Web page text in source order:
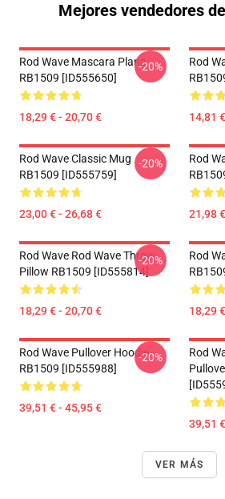
Mejores vendedores
Rod Wave Mascara Plana
RB1509 [ID555650]
18,29 € - 20,70 €
-20%
Rod
14,81
Rod Wave Classic Mug
RB1509 [ID555759]
23,00 € - 26,68 €
-20%
Rod
21,98
Rod Wave Rod Wave Throw
Pillow RB1509 [ID555814]
18,29 € - 20,70 €
-20%
Rod
18,29
Rod Wave Pullover Hoodie
RB1509 [ID555988]
39,51 € - 45,95 €
-20%
Rod
39,51
VER MÁS